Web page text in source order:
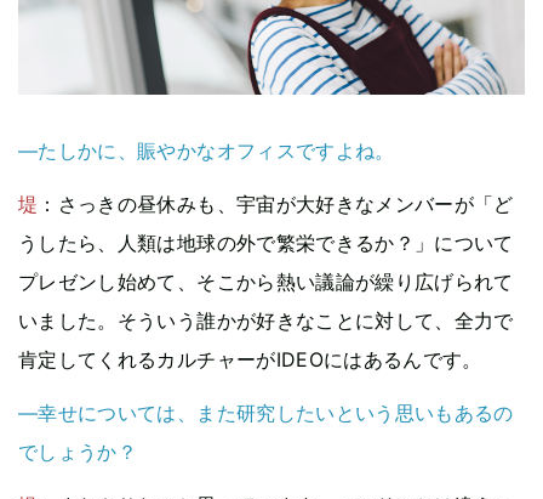
—たしかに、賑やかなオフィスですよね。
堤 ：さっきの昼休みも、宇宙が大好きなメンバーが「ど
うしたら、人類は地球の外で繁栄できるか？」について
プレゼンし始めて、そこから熱い議論が繰り広げられて
いました。そういう誰かが好きなことに対して、全力で
肯定してくれるカルチャーがIDEOにはあるんです。
—幸せについては、また研究したいという思いもあるの
でしょうか？